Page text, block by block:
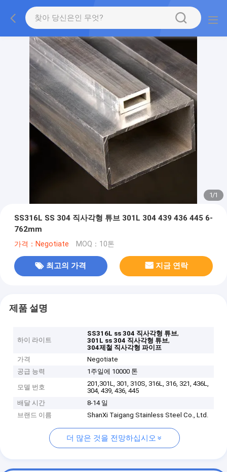
1/1
SS316L SS 304 직사각형 튜브 301L 304 439 436 445 6-
762mm
가격：Negotiate MOQ：10톤
최고의 가격 지금 연락
제품 설명
하이 라이트
SS316L ss 304 직사각형 튜브,
301L ss 304 직사각형 튜브,
304제철 직사각형 파이프
가격
Negotiate
공급 능력
1주일에 10000 톤
모델 번호
201,301L, 301, 310S, 316L, 316, 321, 436L,
304, 439, 436, 445
배달 시간
8-14 일
브랜드 이름
ShanXi Taigang Stainless Steel Co., Ltd.
더 많은 것을 전망하십시오